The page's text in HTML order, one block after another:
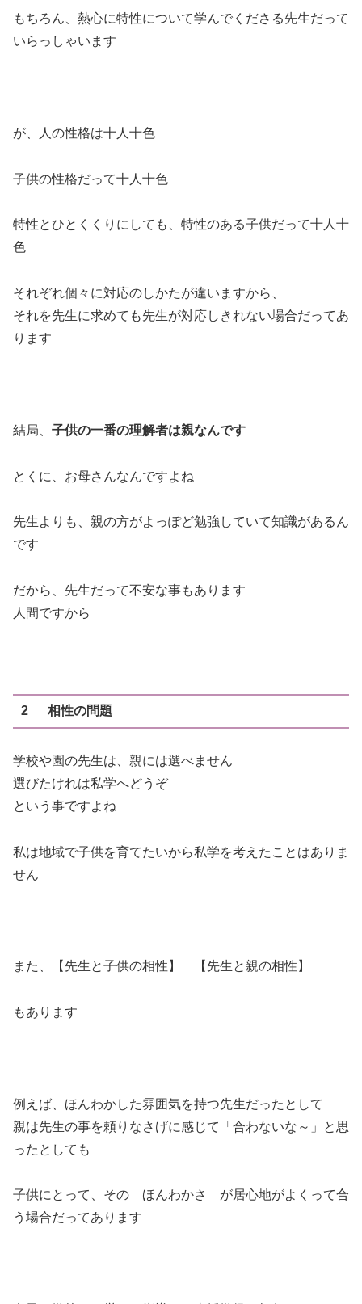
もちろん、熱心に特性について学んでくださる先生だって
いらっしゃいます
が、人の性格は十人十色
子供の性格だって十人十色
特性とひとくくりにしても、特性のある子供だって十人十
色
それぞれ個々に対応のしかたが違いますから、
それを先生に求めても先生が対応しきれない場合だってあ
ります
結局、 子供の一番の理解者は親なんです
とくに、お母さんなんですよね
先生よりも、親の方がよっぽど勉強していて知識があるん
です
だから、先生だって不安な事もあります
人間ですから
2 相性の問題
学校や園の先生は、親には選べません
選びたけれは私学へどうぞ
という事ですよね
私は地域で子供を育てたいから私学を考えたことはありま
せん
また、【先生と子供の相性】 【先生と親の相性】
もあります
例えば、ほんわかした雰囲気を持つ先生だったとして
親は先生の事を頼りなさげに感じて「合わないな～」と思
ったとしても
子供にとって、その ほんわかさ が居心地がよくって合
う場合だってあります